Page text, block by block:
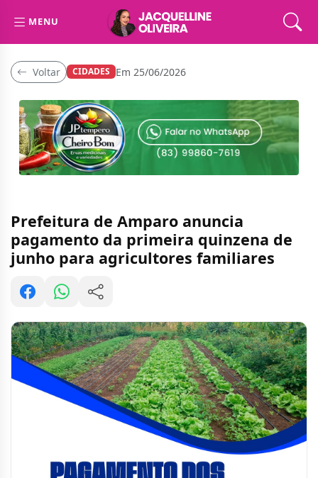
MENU
Voltar CIDADES Em 25/06/2026
Prefeitura de Amparo anuncia
pagamento da primeira quinzena de
junho para agricultores familiares